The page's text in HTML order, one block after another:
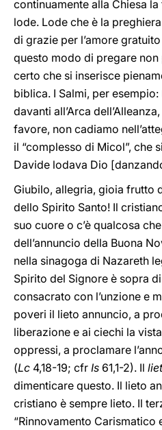
continuamente alla Chiesa
lode. Lode che è la
di grazie per l’amore
questo modo di pregare
certo che si inserisce
biblica. I Salmi, per
davanti all’Arca
favore, non cadiamo
il “complesso di Micol”, che
Davide lodava Dio
Giubilo, allegria, gioia frutto
dello Spirito Santo! Il
suo cuore o c’è qualcosa
dell’annuncio della Buona
nella sinagoga di Nazareth
Spirito del Signore è sopra
consacrato con l’unzione e
poveri il lieto annuncio, a
liberazione e ai ciechi la
oppressi, a proclamare
(Lc 4,18-19; cfr Is 61,1-2). Il
dimenticare questo. Il lieto
cristiano è sempre lieto. Il
“Rinnovamento Carismatico